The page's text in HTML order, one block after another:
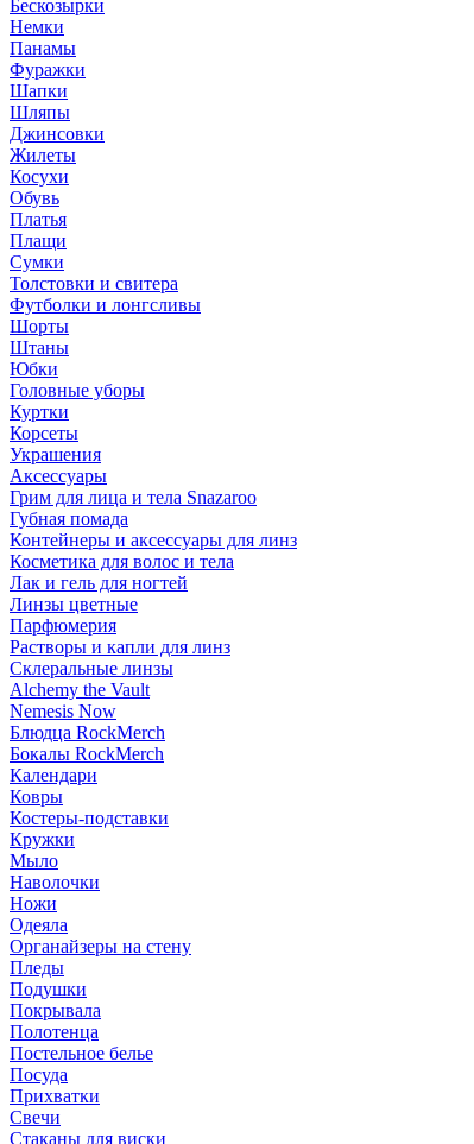
Бескозырки
Немки
Панамы
Фуражки
Шапки
Шляпы
Джинсовки
Жилеты
Косухи
Обувь
Платья
Плащи
Сумки
Толстовки и свитера
Футболки и лонгсливы
Шорты
Штаны
Юбки
Головные уборы
Куртки
Корсеты
Украшения
Аксессуары
Грим для лица и тела Snazaroo
Губная помада
Контейнеры и аксессуары для линз
Косметика для волос и тела
Лак и гель для ногтей
Линзы цветные
Парфюмерия
Растворы и капли для линз
Склеральные линзы
Alchemy the Vault
Nemesis Now
Блюдца RockMerch
Бокалы RockMerch
Календари
Ковры
Костеры-подставки
Кружки
Мыло
Наволочки
Ножи
Одеяла
Органайзеры на стену
Пледы
Подушки
Покрывала
Полотенца
Постельное белье
Посуда
Прихватки
Свечи
Стаканы для виски